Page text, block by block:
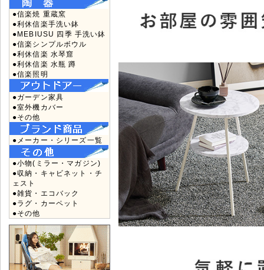
●信楽焼 重蔵窯
●利休信楽手洗い鉢
●MEBIUSU 四季 手洗い鉢
●信楽シンプルボウル
●利休信楽 水琴窟
●利休信楽 水瓶 蹲
●信楽照明
●ガーデン家具
●室外機カバー
●その他
●メーカー・シリーズ一覧
●小物(ミラー・マガジン)
●収納・キャビネット・チ
ェスト
●雑貨・エコバック
●ラグ・カーペット
●その他